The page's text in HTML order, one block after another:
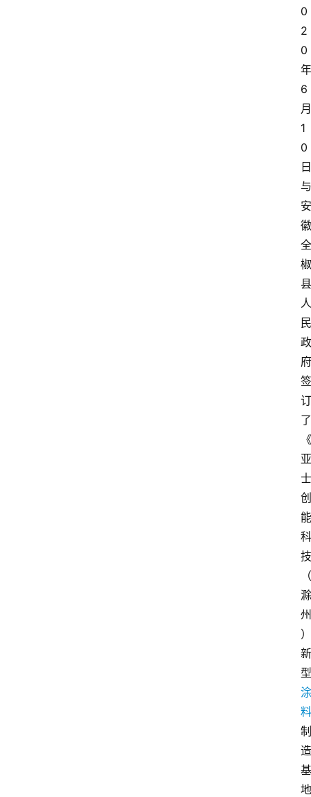
0
2
0
年
6
月
1
0
日
与
安
徽
全
椒
县
人
民
政
府
签
订
了
《
亚
士
创
能
科
技
（
滁
州
）
新
型
涂
料
制
造
基
地